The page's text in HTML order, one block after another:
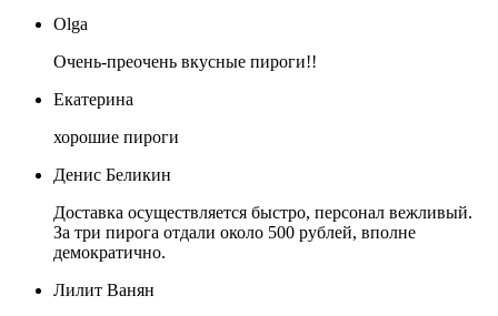
Olga
Очень-преочень вкусные пироги!!
Екатерина
хорошие пироги
Денис Беликин
Доставка осуществляется быстро, персонал вежливый.
За три пирога отдали около 500 рублей, вполне
демократично.
Лилит Ванян